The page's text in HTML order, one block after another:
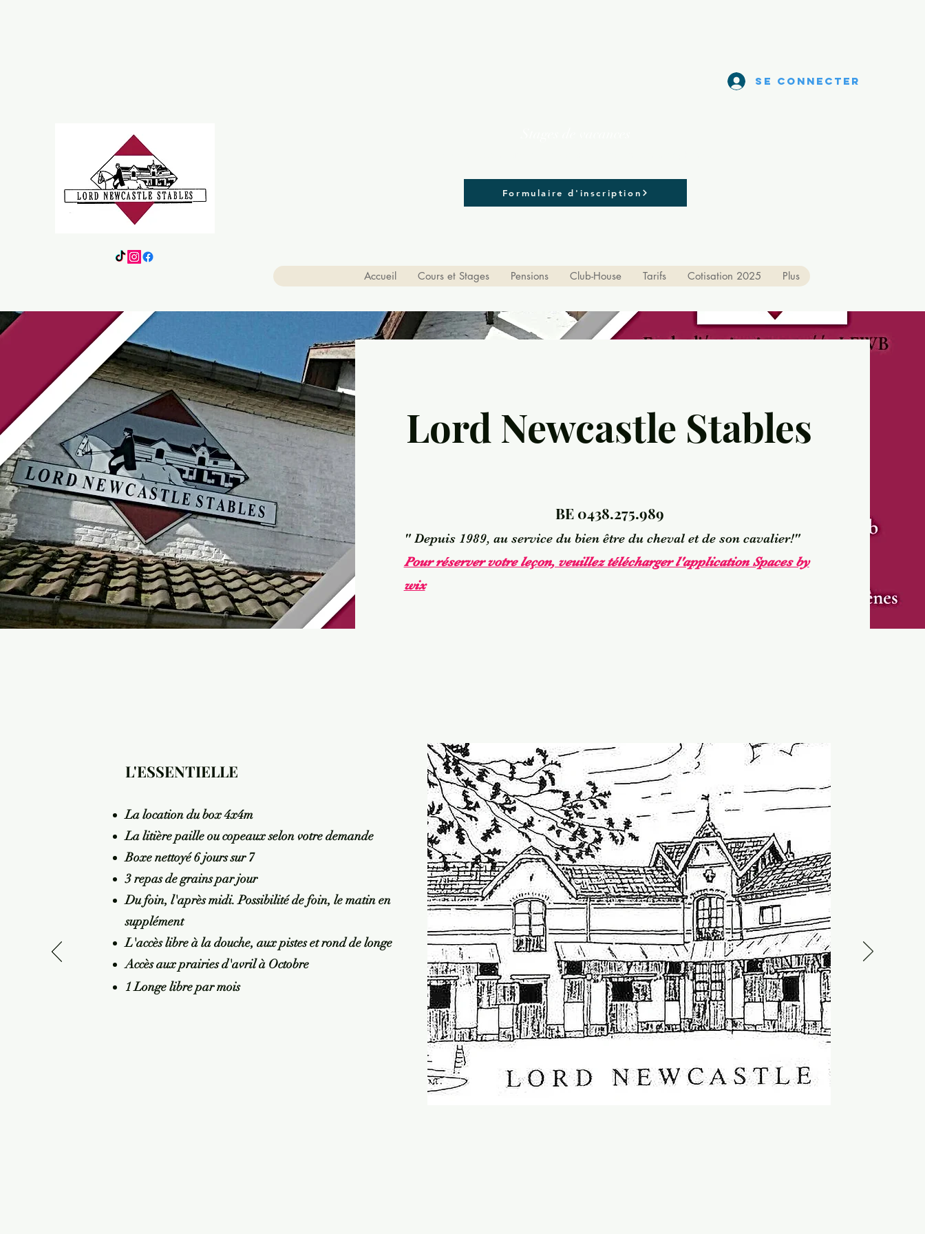
Se connecter
Formulaire d'inscription
Accueil Cours et Stages Pensions Club-House Tarifs Cotisation 2025 Plus
Lord Newcastle Stables
BE 0438.275.989
" Depuis 1989, au service du bien être du cheval et de son cavalier!"
Pour réserver votre leçon, veuillez télécharger l'application Spaces by
wix
L'ESSENTIELLE
La location du box 4x4m
La litière paille ou copeaux selon votre demande
Boxe nettoyé 6 jours sur 7
3 repas de grains par jour
Du foin, l'après midi. Possibilité de foin, le matin en
supplément
L'accès libre à la douche, aux pistes et rond de longe
Accès aux prairies d'avril à Octobre
1 Longe libre par mois